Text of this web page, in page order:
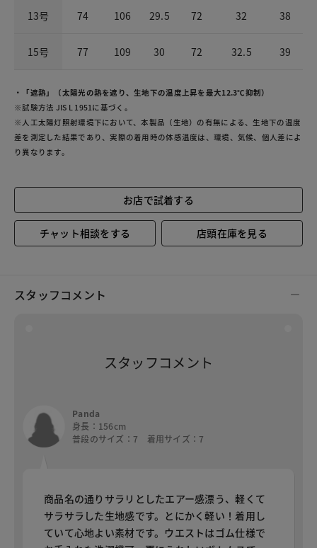
13号 74 106 29.5 72 32 38
15号 77 109 30 72 32.5 39
・「遮熱」（太陽光の熱を遮り、生地下の温度上昇を最大12.3℃抑制）
※試験方法 JIS L 1951に基づく。
※人工太陽灯照射環境下において、本製品（生地）の有無による、生地下の温度
差を測定した結果であり、実際の着用時の体感温度は、環境、気候、個人差によ
り異なります。
お店で試着する
チャット相談をする 店頭在庫を見る
スタッフコメント
スタッフコメント
Panda
身長：156cm
普段のサイズ：7 着用サイズ：7
商品名の通りサラリとしたエアー感漂う、軽くて
サラサラした生地感です。とにかく軽い！着用し
ていて心地よい素材です。ウエストはゴム仕様で